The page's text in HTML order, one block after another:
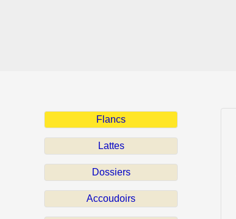
Flancs
Lattes
Dossiers
Accoudoirs